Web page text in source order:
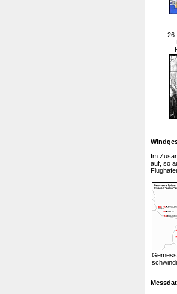
Im
auf, so